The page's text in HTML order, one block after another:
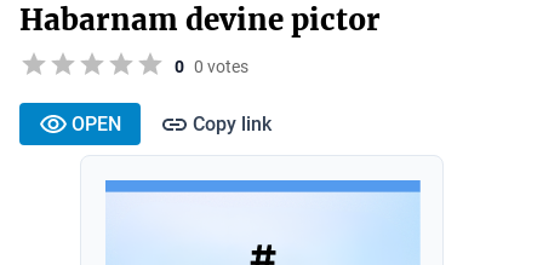
Habarnam devine pictor
0 0 votes
OPEN Copy link